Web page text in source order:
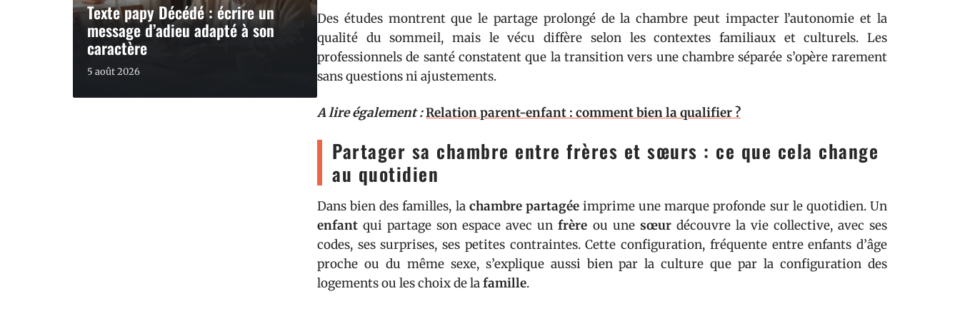
Texte papy Décédé : écrire un
message d’adieu adapté à son
caractère
5 août 2026
Des études montrent que le partage prolongé de la chambre peut impacter l’autonomie et la
qualité du sommeil, mais le vécu diffère selon les contextes familiaux et culturels. Les
professionnels de santé constatent que la transition vers une chambre séparée s’opère rarement
sans questions ni ajustements.
A lire également :Relation parent-enfant : comment bien la qualifier ?
Partager sa chambre entre frères et sœurs : ce que cela change
au quotidien
Dans bien des familles, la chambre partagéeimprime une marque profonde sur le quotidien. Un
enfant qui partage son espace avec unfrère ou une sœurdécouvre la vie collective, avec ses
codes, ses surprises, ses petites contraintes. Cette configuration, fréquente entre enfants d’âge
proche ou du même sexe, s’explique aussi bien par la culture que par la configuration des
logements ou les choix de lafamille.